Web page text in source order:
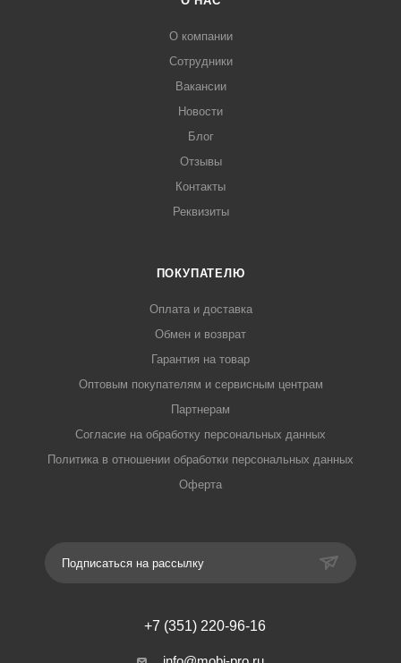
О компании
Сотрудники
Вакансии
Новости
Блог
Отзывы
Контакты
Реквизиты
ПОКУПАТЕЛЮ
Оплата и доставка
Обмен и возврат
Гарантия на товар
Оптовым покупателям и сервисным центрам
Партнерам
Согласие на обработку персональных данных
Политика в отношении обработки персональных данных
Оферта
Подписаться на рассылку
+7 (351) 220-96-16